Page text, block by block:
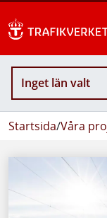
Inget län valt
Startsida/Våra